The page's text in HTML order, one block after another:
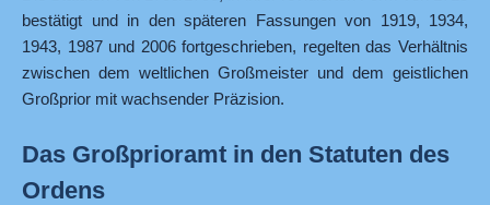
bestätigt und in den späteren Fassungen von 1919, 1934,
1943, 1987 und 2006 fortgeschrieben, regelten das Verhältnis
zwischen dem weltlichen Großmeister und dem geistlichen
Großprior mit wachsender Präzision.
Das Großprioramt in den Statuten des
Ordens